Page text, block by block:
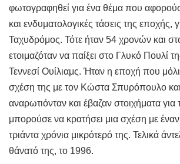
φωτογραφηθεί για ένα θέμα που αφορούσε
και ενδυματολογικές τάσεις της εποχής,
Ταχυδρόμος. Τότε ήταν 54 χρονών και
ετοιμαζόταν να παίξει στο Γλυκό Πουλί
Τεννεσί Ουίλιαμς. Ήταν η εποχή που
σχέση της με τον Κώστα Σπυρόπουλο
αναρωτιόνταν και έβαζαν στοιχήματα
μπορούσε να κρατήσει μια σχέση με
τριάντα χρόνια μικρότερό της. Τελικά
θάνατό της, το 1996.